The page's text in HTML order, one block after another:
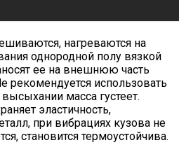
нагреваются на
однородной полу вязкой
ее на внешнюю часть
рекомендуется использовать
масса густеет.
эластичность,
при вибрациях кузова не
становится термоустойчива.